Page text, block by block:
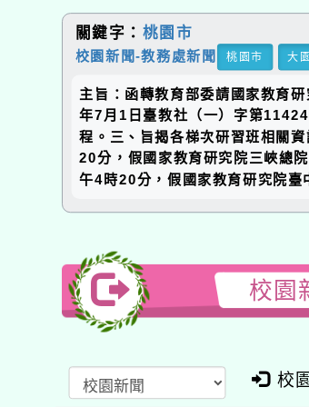
關鍵字： 桃園市
校園新聞-教務處新聞 桃園市 大
主旨：函轉教育部委請國家教育
年7月1日臺教社（一）字第
程。三、旨揭各梯次研習班相關
20分，假國家教育研究院三峽總
午4時20分，假國家教育研究院臺
校園
校